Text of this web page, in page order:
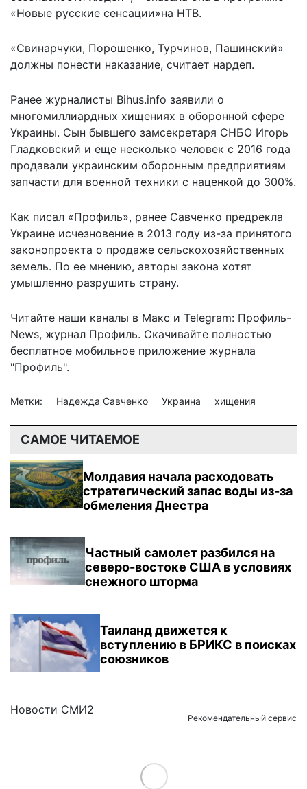
«Новые русские сенсации»на НТВ.
«Свинарчуки, Порошенко, Турчинов, Пашинский»
должны понести наказание, считает нардеп.
Ранее журналисты Bihus.info заявили о
многомиллиардных хищениях в оборонной сфере
Украины. Сын бывшего замсекретаря СНБО Игорь
Гладковский и еще несколько человек с 2016 года
продавали украинским оборонным предприятиям
запчасти для военной техники с наценкой до 300%.
Как писал «Профиль», ранее Савченко предрекла
Украине исчезновение в 2013 году из-за принятого
законопроекта о продаже сельскохозяйственных
земель. По ее мнению, авторы закона хотят
умышленно разрушить страну.
Читайте наши каналы в Макс и Telegram: Профиль-
News, журнал Профиль. Скачивайте полностью
бесплатное мобильное приложение журнала
"Профиль".
Метки: Надежда Савченко Украина хищения
САМОЕ ЧИТАЕМОЕ
Молдавия начала расходовать
стратегический запас воды из-за
обмеления Днестра
Частный самолет разбился на
северо-востоке США в условиях
снежного шторма
Таиланд движется к
вступлению в БРИКС в поисках
союзников
Новости СМИ2
Рекомендательный сервис
Load More